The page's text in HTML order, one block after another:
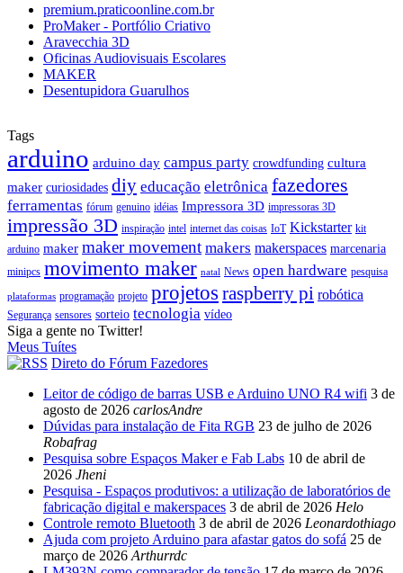
premium.praticoonline.com.br
ProMaker - Portfólio Criativo
Aravecchia 3D
Oficinas Audiovisuais Escolares
MAKER
Desentupidora Guarulhos
Tags
arduino arduino day campus party crowdfunding cultura
maker curiosidades diy educação eletrônica fazedores
ferramentas fórum genuino idéias Impressora 3D impressoras 3D
impressão 3D inspiração intel internet das coisas IoT Kickstarter kit
arduino maker maker movement makers makerspaces marcenaria
minipcs movimento maker natal News open hardware pesquisa
plataformas programação projeto projetos raspberry pi robótica
Segurança sensores sorteio tecnologia vídeo
Siga a gente no Twitter!
Meus Tuítes
Direto do Fórum Fazedores
Leitor de código de barras USB e Arduino UNO R4 wifi 3 de
agosto de 2026 carlosAndre
Dúvidas para instalação de Fita RGB 23 de julho de 2026
Robafrag
Pesquisa sobre Espaços Maker e Fab Labs 10 de abril de
2026 Jheni
Pesquisa - Espaços produtivos: a utilização de laboratórios de
fabricação digital e makerspaces 3 de abril de 2026 Helo
Controle remoto Bluetooth 3 de abril de 2026 Leonardothiago
Ajuda com projeto Arduino para afastar gatos do sofá 25 de
março de 2026 Arthurrdc